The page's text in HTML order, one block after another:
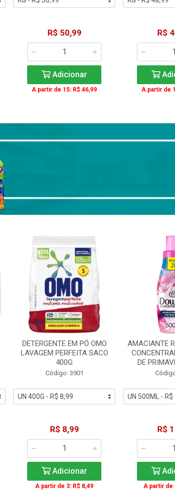
R$ 50,99
Adicionar
A partir de 15: R$ 46,99
R$
A partir de
DETERGENTE EM PÓ OMO
LAVAGEM PERFEITA SACO
400G
Código: 3901
R$ 8,99
Adicionar
A partir de 3: R$ 8,49
AMACIANTE
DE
R$
A partir de